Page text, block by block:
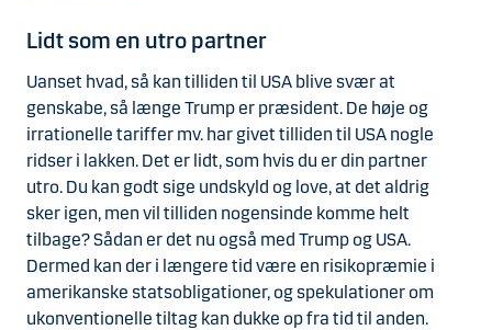
Lidt som en utro partner
Uanset hvad, så kan tilliden til USA blive svær at
genskabe, så længe Trump er præsident. De høje og
irrationelle tariffer mv. har givet tilliden til USA nogle
ridser i lakken. Det er lidt, som hvis du er din partner
utro. Du kan godt sige undskyld og love, at det aldrig
sker igen, men vil tilliden nogensinde komme helt
tilbage? Sådan er det nu også med Trump og USA.
Dermed kan der i længere tid være en risikopræmie i
amerikanske statsobligationer, og spekulationer om
ukonventionelle tiltag kan dukke op fra tid til anden.